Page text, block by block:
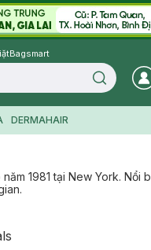
Bagsmart
Search
DERMAHAIR
1981 tại New York.